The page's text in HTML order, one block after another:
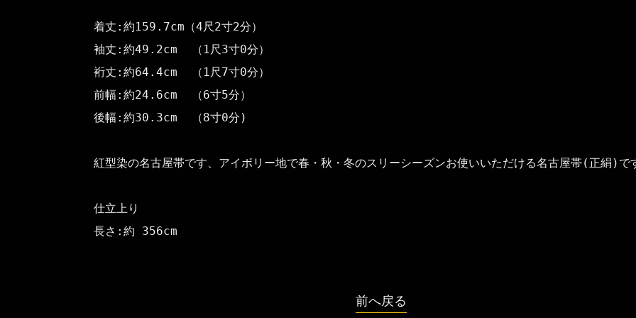
着丈:約159.7cm（4尺2寸2分）
袖丈:約49.2cm  （1尺3寸0分）
裄丈:約64.4cm  （1尺7寸0分）
前幅:約24.6cm  （6寸5分）
後幅:約30.3cm  （8寸0分)
紅型染の名古屋帯です、アイボリー地で春・秋・冬のスリーシーズンお使いいただける名古屋帯(正絹)で
仕立上り
長さ:約 356cm
前へ戻る